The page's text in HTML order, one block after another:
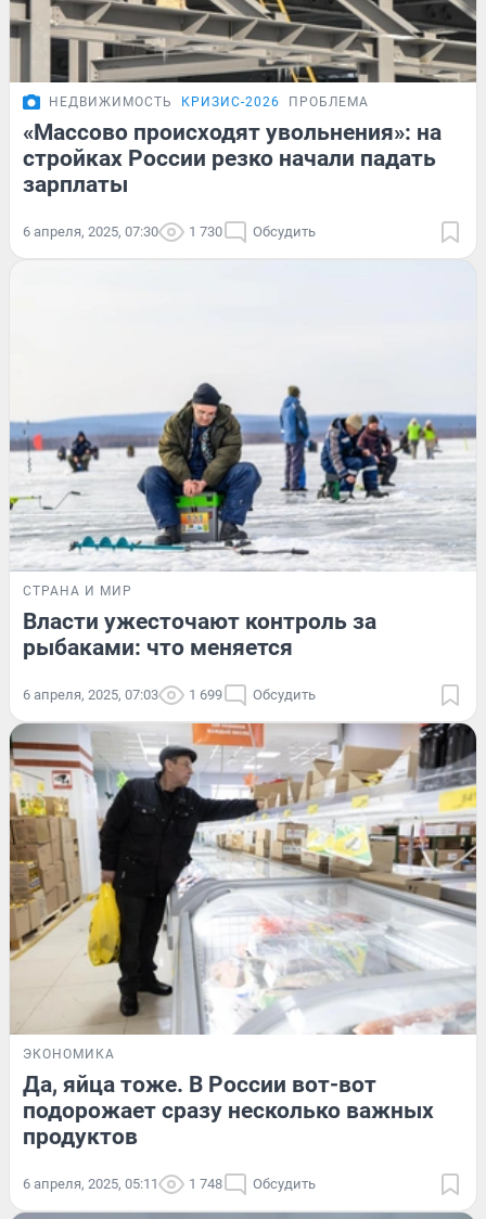
НЕДВИЖИМОСТЬ КРИЗИС-2026 ПРОБЛЕМА
«Массово происходят увольнения»: на
стройках России резко начали падать
зарплаты
6 апреля, 2025, 07:30 1 730 Обсудить
СТРАНА И МИР
Власти ужесточают контроль за
рыбаками: что меняется
6 апреля, 2025, 07:03 1 699 Обсудить
ЭКОНОМИКА
Да, яйца тоже. В России вот-вот
подорожает сразу несколько важных
продуктов
6 апреля, 2025, 05:11 1 748 Обсудить